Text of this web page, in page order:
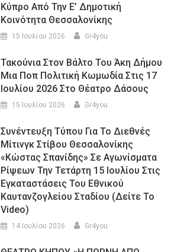
Κύπρο Από Την Ε’ Δημοτική
Κοινότητα Θεσσαλονίκης
15 Ιουλίου 2026 Gr4you
Τακούνια Στον Βάλτο Του Άκη Δήμου
Μια Ποπ Πολιτική Κωμωδία Στις 17
Ιουλίου 2026 Στο Θέατρο Δάσους
15 Ιουλίου 2026 Gr4you
Συνέντευξη Τύπου Για Το Διεθνές
Μίτινγκ Στίβου Θεσσαλονίκης
«Κώστας Σπανίδης» Σε Αγωνίσματα
Ρίψεων Την Τετάρτη 15 Ιουλίου Στις
Εγκαταστάσεις Του Εθνικού
Καυτανζογλείου Σταδίου (Δείτε Το
Video)
14 Ιουλίου 2026 Gr4you